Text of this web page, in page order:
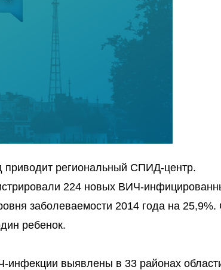
приводит региональный СПИД-центр.
224 новых ВИЧ-
заболеваемости 2014 года на 25,9%.
ребенок.
инфекции выявлены в 33 районах